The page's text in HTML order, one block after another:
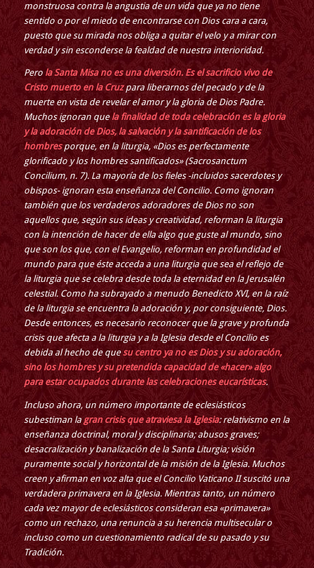
monstruosa contra la angustia de un vida que ya no tiene
sentido o por el miedo de encontrarse con Dios cara a cara,
puesto que su mirada nos obliga a quitar el velo y a mirar con
verdad y sin esconderse la fealdad de nuestra interioridad.
Perola Santa Misa no es una diversión. Es el sacrificio vivo de
Cristo muerto en la Cruzpara liberarnos del pecado y de la
muerte en vista de revelar el amor y la gloria de Dios Padre.
Muchos ignoran quela finalidad de toda celebración es la gloria
y la adoración de Dios, la salvación y la santificación de los
hombresporque, en la liturgia, «Dios es perfectamente
glorificado y los hombres santificados» (Sacrosanctum
Concilium, n. 7). La mayoría de los fieles -incluidos sacerdotes y
obispos- ignoran esta enseñanza del Concilio. Como ignoran
también que los verdaderos adoradores de Dios no son
aquellos que, según sus ideas y creatividad, reforman la liturgia
con la intención de hacer de ella algo que guste al mundo, sino
que son los que, con el Evangelio, reforman en profundidad el
mundo para que éste acceda a una liturgia que sea el reflejo de
la liturgia que se celebra desde toda la eternidad en la Jerusalén
celestial. Como ha subrayado a menudo Benedicto XVI, en la raíz
de la liturgia se encuentra la adoración y, por consiguiente, Dios.
Desde entonces, es necesario reconocer que la grave y profunda
crisis que afecta a la liturgia y a la Iglesia desde el Concilio es
debida al hecho de quesu centro ya no es Dios y su adoración,
sino los hombres y su pretendida capacidad de «hacer» algo
para estar ocupados durante las celebraciones eucarísticas.
Incluso ahora, un número importante de eclesiásticos
subestiman lagran crisis que atraviesa la Iglesia: relativismo en la
enseñanza doctrinal, moral y disciplinaria; abusos graves;
desacralización y banalización de la Santa Liturgia; visión
puramente social y horizontal de la misión de la Iglesia. Muchos
creen y afirman en voz alta que el Concilio Vaticano II suscitó una
verdadera primavera en la Iglesia. Mientras tanto, un número
cada vez mayor de eclesiásticos consideran esa «primavera»
como un rechazo, una renuncia a su herencia multisecular o
incluso como un cuestionamiento radical de su pasado y su
Tradición.